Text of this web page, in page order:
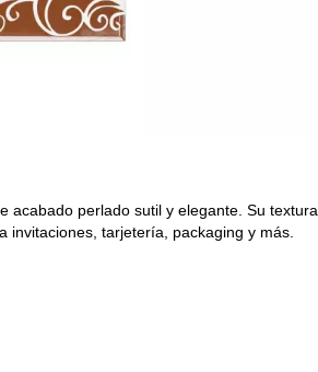
acabado perlado sutil y elegante. Su textura
invitaciones, tarjetería, packaging y más.